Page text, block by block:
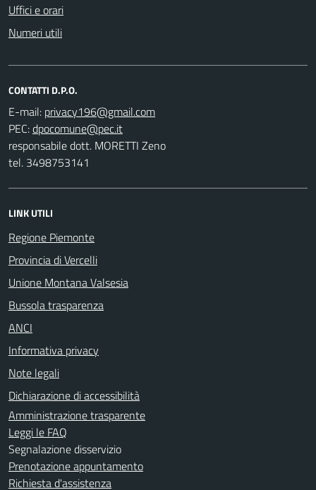
Uffici e orari
Numeri utili
CONTATTI D.P.O.
E-mail:
PEC:
responsabile dott. MORETTI Zeno
tel. 3498753141
LINK UTILI
Regione Piemonte
Provincia di Vercelli
Unione Montana Valsesia
Bussola trasparenza
ANCI
Informativa privacy
Note legali
Dichiarazione di accessibilità
Amministrazione trasparente
Leggi le FAQ
Segnalazione disservizio
Prenotazione appuntamento
Richiesta d'assistenza